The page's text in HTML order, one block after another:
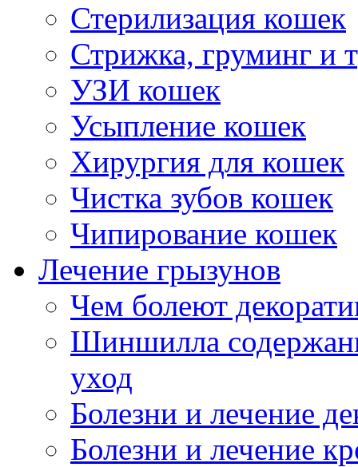
Стерилизация кошек
Стрижка, груминг и
УЗИ кошек
Усыпление кошек
Хирургия для кошек
Чистка зубов кошек
Чипирование кошек
Лечение грызунов
Чем болеют
Шиншилла
уход
Болезни и лечение
Болезни и лечение